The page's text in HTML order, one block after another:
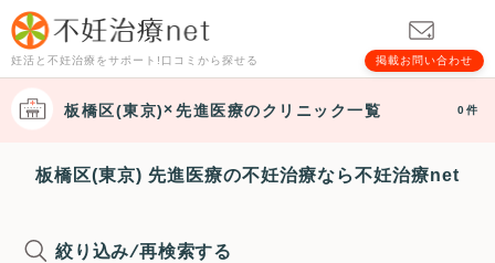
妊活と不妊治療をサポート!口コミから探せる 掲載お問い合わせ
板橋区(東京) 先進医療のクリニック一覧 0件
板橋区(東京) 先進医療の不妊治療なら不妊治療net
絞り込み/再検索する